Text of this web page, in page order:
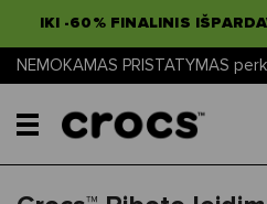
IKI -60% FINALINIS
NEMOKAMAS PRISTATYMAS